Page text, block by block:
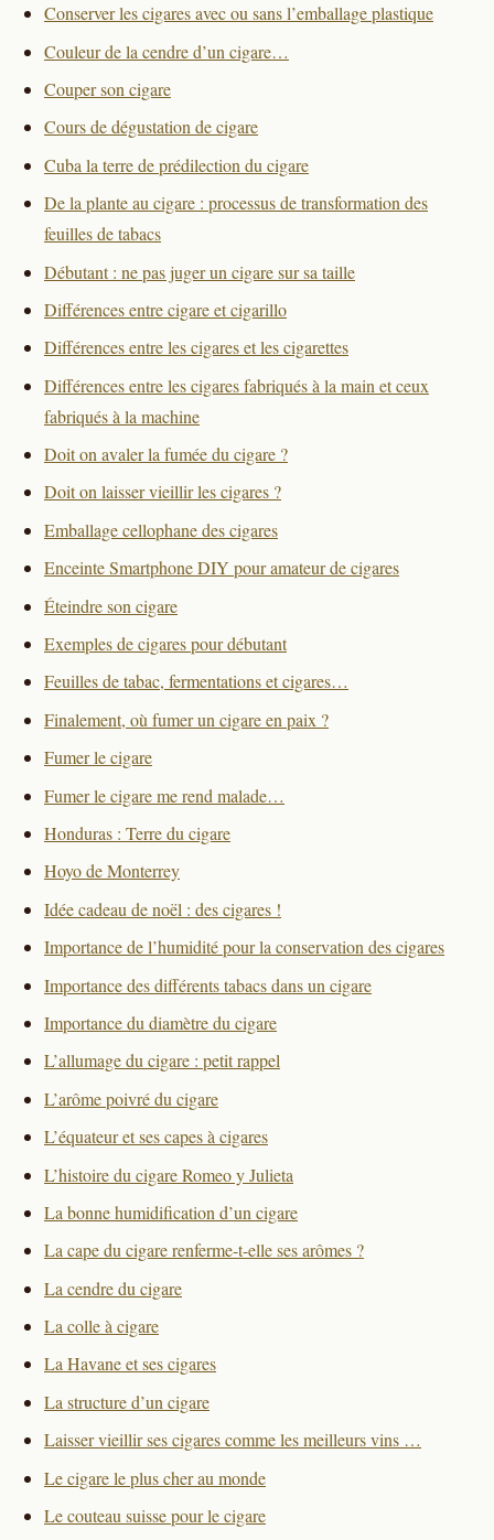
Conserver les cigares avec ou sans l’emballage plastique
Couleur de la cendre d’un cigare…
Couper son cigare
Cours de dégustation de cigare
Cuba la terre de prédilection du cigare
De la plante au cigare : processus de transformation des
feuilles de tabacs
Débutant : ne pas juger un cigare sur sa taille
Différences entre cigare et cigarillo
Différences entre les cigares et les cigarettes
Différences entre les cigares fabriqués à la main et ceux
fabriqués à la machine
Doit on avaler la fumée du cigare ?
Doit on laisser vieillir les cigares ?
Emballage cellophane des cigares
Enceinte Smartphone DIY pour amateur de cigares
Éteindre son cigare
Exemples de cigares pour débutant
Feuilles de tabac, fermentations et cigares…
Finalement, où fumer un cigare en paix ?
Fumer le cigare
Fumer le cigare me rend malade…
Honduras : Terre du cigare
Hoyo de Monterrey
Idée cadeau de noël : des cigares !
Importance de l’humidité pour la conservation des cigares
Importance des différents tabacs dans un cigare
Importance du diamètre du cigare
L’allumage du cigare : petit rappel
L’arôme poivré du cigare
L’équateur et ses capes à cigares
L’histoire du cigare Romeo y Julieta
La bonne humidification d’un cigare
La cape du cigare renferme-t-elle ses arômes ?
La cendre du cigare
La colle à cigare
La Havane et ses cigares
La structure d’un cigare
Laisser vieillir ses cigares comme les meilleurs vins …
Le cigare le plus cher au monde
Le couteau suisse pour le cigare